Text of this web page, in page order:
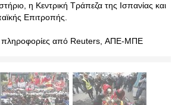
η Κεντρική Τράπεζα της Ισπανίας και
Επιτροπής.
από Reuters, ΑΠΕ-ΜΠΕ